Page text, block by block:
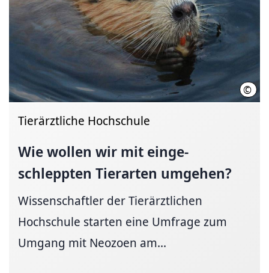
©
Tierärztliche Hochschule
Wie wollen wir mit einge­
schleppten Tierarten umgehen?
Wissenschaftler der Tierärztlichen
Hochschule starten eine Umfrage zum
Umgang mit Neozoen am...